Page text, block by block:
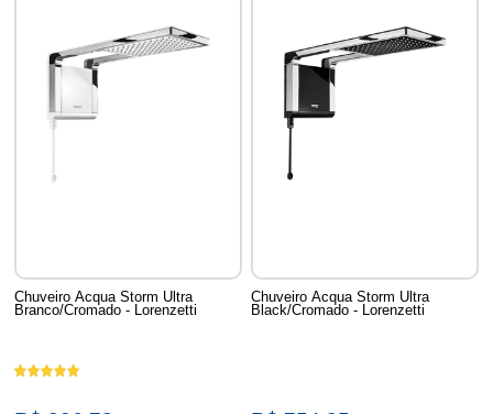
Chuveiro Acqua Storm Ultra
Branco/Cromado - Lorenzetti
Chuveiro Acqua Storm Ultra
Black/Cromado - Lorenzetti